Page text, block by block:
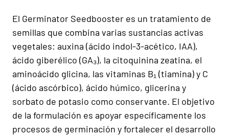
El Germinator Seedbooster es un tratamiento de
semillas que combina varias sustancias activas
vegetales: auxina (ácido indol-3-acético, IAA),
ácido giberélico (GA₃), la citoquinina zeatina, el
aminoácido glicina, las vitaminas B₁ (tiamina) y C
(ácido ascórbico), ácido húmico, glicerina y
sorbato de potasio como conservante. El objetivo
de la formulación es apoyar específicamente los
procesos de germinación y fortalecer el desarrollo